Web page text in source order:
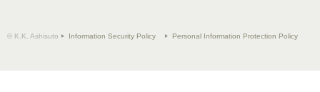
© K.K. Ashisuto Information Security Policy Personal Information Protection Policy